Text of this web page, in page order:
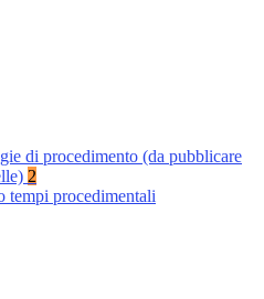
di procedimento (da pubblicare
2
tempi procedimentali